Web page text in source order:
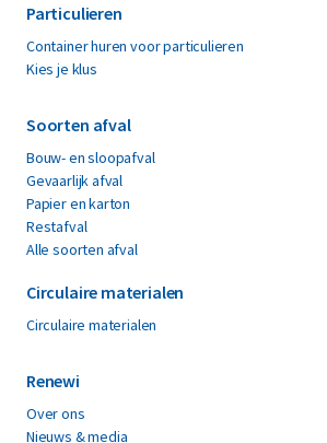
Particulieren
Container huren voor particulieren
Kies je klus
Soorten afval
Bouw- en sloopafval
Gevaarlijk afval
Papier en karton
Restafval
Alle soorten afval
Circulaire materialen
Circulaire materialen
Renewi
Over ons
Nieuws & media